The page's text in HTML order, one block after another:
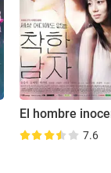
El hombre
7.6